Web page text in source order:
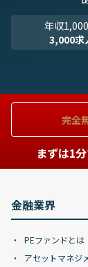
年収
3,000求
完全
まずは1
金融業界
PEファンドとは
アセットマネジ